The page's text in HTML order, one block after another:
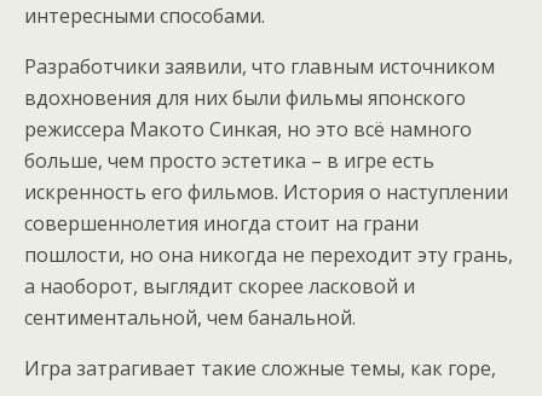
интересными способами.
Разработчики заявили, что главным источником
вдохновения для них были фильмы японского
режиссера Макото Синкая, но это всё намного
больше, чем просто эстетика – в игре есть
искренность его фильмов. История о наступлении
совершеннолетия иногда стоит на грани
пошлости, но она никогда не переходит эту грань,
а наоборот, выглядит скорее ласковой и
сентиментальной, чем банальной.
Игра затрагивает такие сложные темы, как горе,